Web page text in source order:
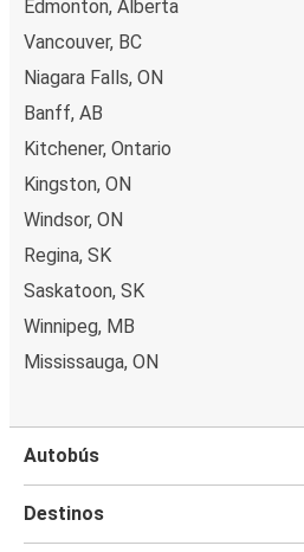
Edmonton, Alberta
Vancouver, BC
Niagara Falls, ON
Banff, AB
Kitchener, Ontario
Kingston, ON
Windsor, ON
Regina, SK
Saskatoon, SK
Winnipeg, MB
Mississauga, ON
Autobús
Destinos